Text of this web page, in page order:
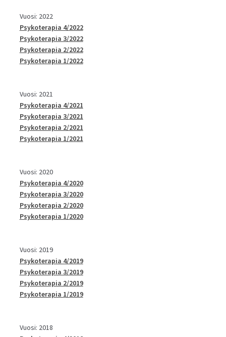
Vuosi: 2022
Psykoterapia 4/2022
Psykoterapia 3/2022
Psykoterapia 2/2022
Psykoterapia 1/2022
Vuosi: 2021
Psykoterapia 4/2021
Psykoterapia 3/2021
Psykoterapia 2/2021
Psykoterapia 1/2021
Vuosi: 2020
Psykoterapia 4/2020
Psykoterapia 3/2020
Psykoterapia 2/2020
Psykoterapia 1/2020
Vuosi: 2019
Psykoterapia 4/2019
Psykoterapia 3/2019
Psykoterapia 2/2019
Psykoterapia 1/2019
Vuosi: 2018